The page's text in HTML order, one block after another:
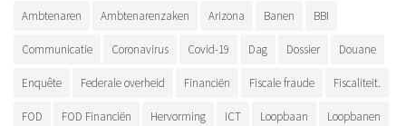
Ambtenaren Ambtenarenzaken Arizona Banen BBI
Communicatie Coronavirus Covid-19 Dag Dossier Douane
Enquête Federale overheid Financiën Fiscale fraude Fiscaliteit.
FOD FOD Financiën Hervorming ICT Loopbaan Loopbanen